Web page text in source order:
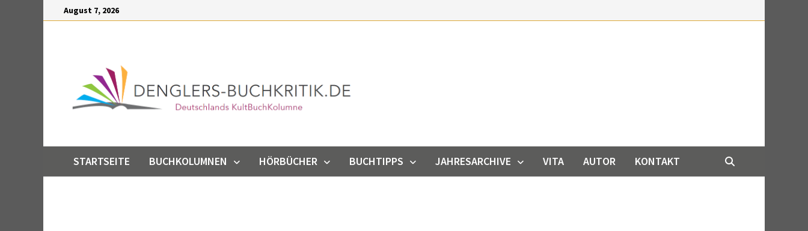
August 7, 2026
STARTSEITE BUCHKOLUMNEN HÖRBÜCHER BUCHTIPPS JAHRESARCHIVE VITA AUTOR KONTAKT